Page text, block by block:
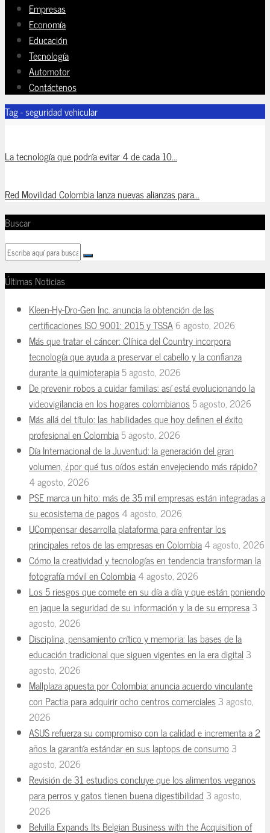
Empresas
Economía
Educación
Tecnología
Automotor
Contáctenos
Tag - seguridad vehicular
La tecnología que podría evitar 4 de cada 10...
Red Movilidad Colombia lanza nuevas alianzas para...
Buscar
Últimas Noticias
Kleen-Hy-Dro-Gen Inc. anuncia la obtención de las
certificaciones ISO 9001: 2015 y TSSA6 agosto, 2026
Más que tratar el cáncer: Clínica del Country incorpora
tecnología que ayuda a preservar el cabello y la confianza
durante la quimioterapia5 agosto, 2026
De prevenir robos a cuidar familias: así está evolucionando la
videovigilancia en los hogares colombianos5 agosto, 2026
Más allá del título: las habilidades que hoy definen el éxito
profesional en Colombia5 agosto, 2026
Día Internacional de la Juventud: la generación del gran
volumen, ¿por qué tus oídos están envejeciendo más rápido?
4 agosto, 2026
PSE marca un hito: más de 35 mil empresas están integradas a
su ecosistema de pagos4 agosto, 2026
UCompensar desarrolla plataforma para enfrentar los
principales retos de las empresas en Colombia4 agosto, 2026
Cómo la creatividad y tecnologías en tendencia transforman la
fotografía móvil en Colombia4 agosto, 2026
Los 5 riesgos que comete en su día a día y que están poniendo
en jaque la seguridad de su información y la de su empresa3
agosto, 2026
Disciplina, pensamiento crítico y memoria: las bases de la
educación tradicional que siguen vigentes en la era digital 3
agosto, 2026
Mallplaza apuesta por Colombia: anuncia acuerdo vinculante
con Pactia para adquirir ocho centros comerciales3 agosto,
2026
ASUS refuerza su compromiso con la calidad e incrementa a 2
años la garantía estándar en sus laptops de consumo 3
agosto, 2026
Revisión de 31 estudios concluye que los alimentos veganos
para perros y gatos tienen buena digestibilidad 3 agosto,
2026
Belvilla Expands Its Belgian Business with the Acquisition of